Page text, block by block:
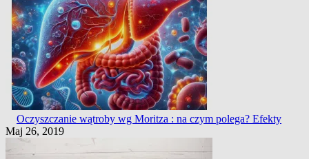
Oczyszczanie wątroby wg Moritza : na czym polega? Efekty
Maj 26, 2019